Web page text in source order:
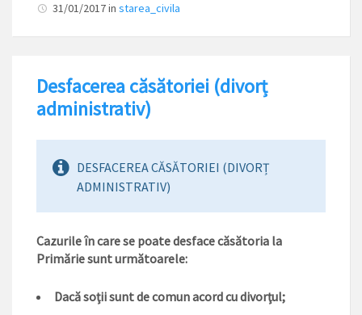
31/01/2017in starea_civila
Desfacerea căsătoriei (divorț
administrativ)
DESFACEREA CĂSĂTORIEI (DIVORȚ
ADMINISTRATIV)
Cazurile în care se poate desface căsătoria la
Primărie sunt următoarele:
Dacă soţii sunt de comun acord cu divorţul;